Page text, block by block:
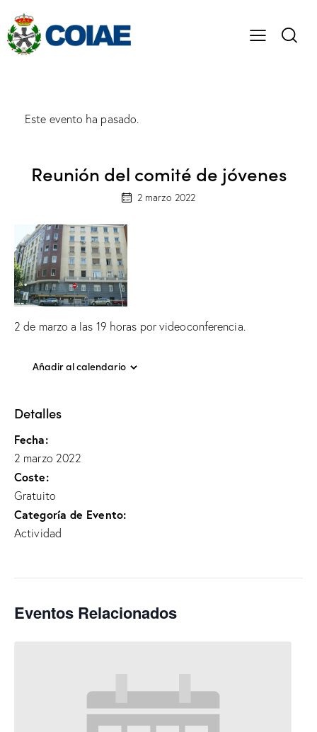
Este evento ha pasado.
Reunión del comité de jóvenes
2 marzo 2022
2 de marzo a las 19 horas por videoconferencia.
Añadir al calendario
Detalles
Fecha:
2 marzo 2022
Coste:
Gratuito
Categoría de Evento:
Actividad
Eventos Relacionados